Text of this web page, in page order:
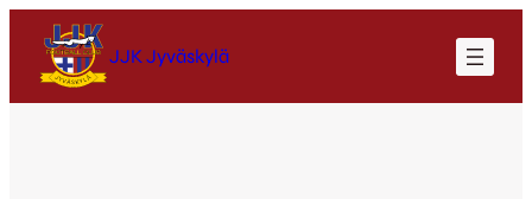
JJK Jyväskylä